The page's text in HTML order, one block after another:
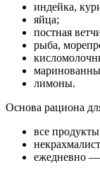
индейка,
яйца;
постная
рыба,
лимоны.
Основа рациона
все
ежедневно —